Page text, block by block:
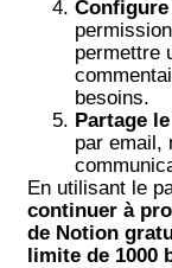
permettre
besoins.
Partage
par email,
En utilisant le
continuer à
de Notion
limite de 1000